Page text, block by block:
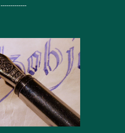
-------------